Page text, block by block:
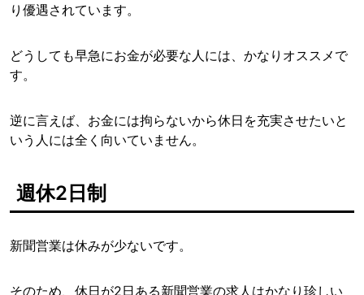
り優遇されています。
どうしても早急にお金が必要な人には、かなりオススメで
す。
逆に言えば、お金には拘らないから休日を充実させたいと
いう人には全く向いていません。
週休2日制
新聞営業は休みが少ないです。
そのため、休日が2日ある新聞営業の求人はかなり珍しい